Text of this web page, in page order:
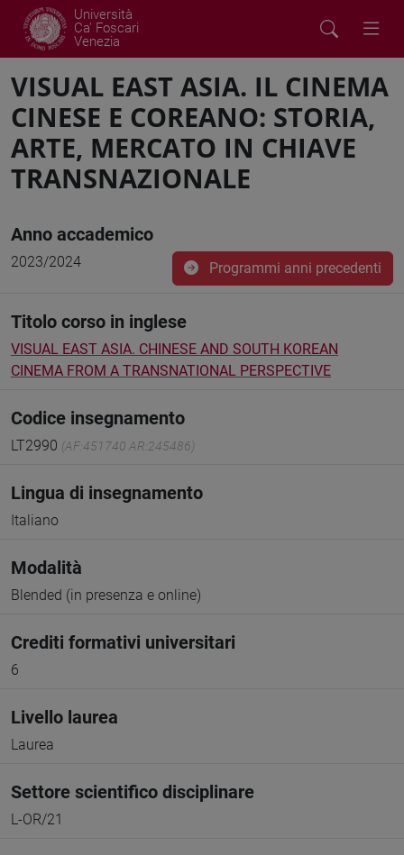
Università
Ca' Foscari
Venezia
VISUAL EAST ASIA. IL CINEMA
CINESE E COREANO: STORIA,
ARTE, MERCATO IN CHIAVE
TRANSNAZIONALE
Anno accademico
2023/2024 Programmi anni precedenti
Titolo corso in inglese
VISUAL EAST ASIA. CHINESE AND SOUTH KOREAN
CINEMA FROM A TRANSNATIONAL PERSPECTIVE
Codice insegnamento
LT2990 (AF:451740 AR:245486)
Lingua di insegnamento
Italiano
Modalità
Blended (in presenza e online)
Crediti formativi universitari
6
Livello laurea
Laurea
Settore scientifico disciplinare
L-OR/21